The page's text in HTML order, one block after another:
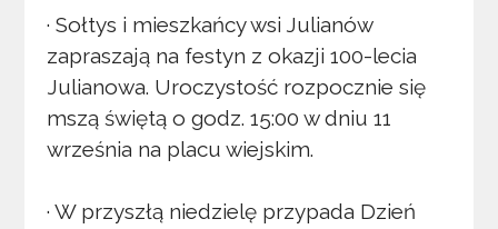
· Sołtys i mieszkańcy wsi Julianów
zapraszają na festyn z okazji 100-lecia
Julianowa. Uroczystość rozpocznie się
mszą świętą o godz. 15:00 w dniu 11
września na placu wiejskim.
· W przyszłą niedzielę przypada Dzień